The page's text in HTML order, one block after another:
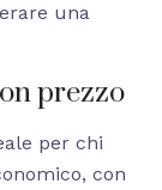
una
prezzo
per chi
con